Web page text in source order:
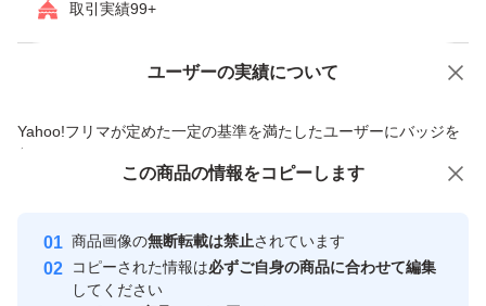
取引実績99+
ユーザーの実績について
Yahoo!フリマが定めた一定の基準を満たしたユーザーにバッジを
付与しています
安心取引出品者
心・安全なユーザーです
取引実績
価格の相談 商品への質問
この商品の情報をコピーします
商品画像の無断転載は禁止されています
コピーされた情報は必ずご自身の商品に合わせて編集
してください
この商品をみている人にオススメ